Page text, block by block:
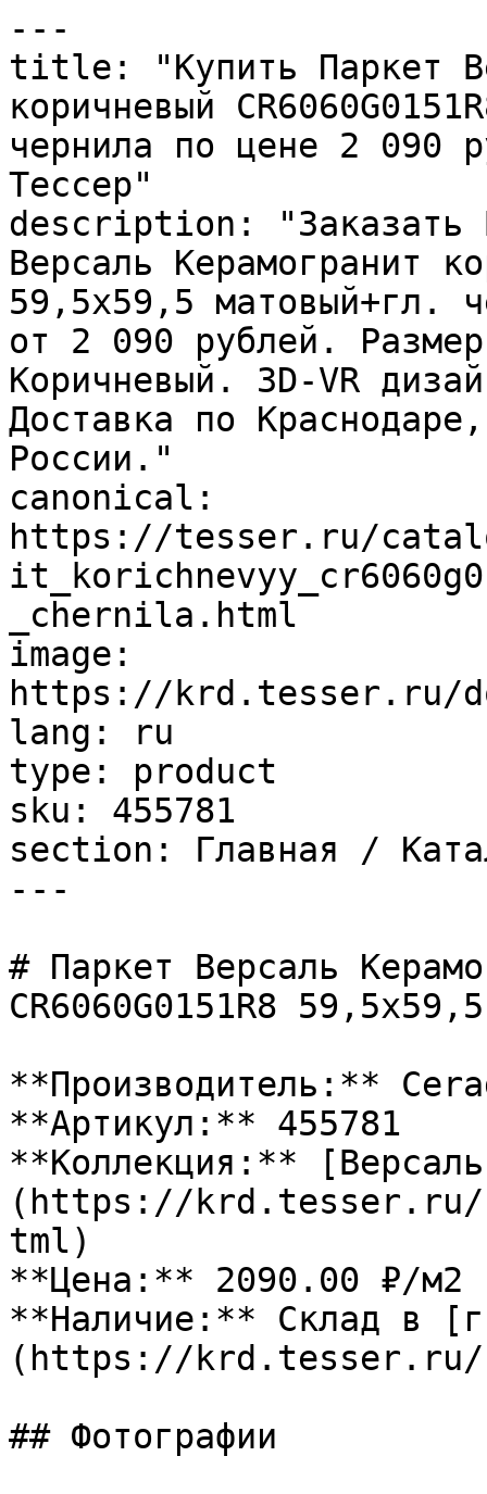
---
title: "Купить Паркет
коричневый
чернила по цене 2 090
Тессер"
description: "Заказать
Версаль Керамогранит
59,5х59,5 матовый+гл.
от 2 090 рублей.
Коричневый. 3D-VR
Доставка по
России."
canonical:
https://tesser.ru/
_chernila.html
image:
https://krd.tesser.ru/
lang: ru
type: product
sku: 455781
section: Главная /
---
# Паркет Версаль
CR6060G0151R8
**Производитель:**
**Артикул:** 455781
**Коллекция:**
(https://krd.tesser.ru/
tml)
**Цена:** 2090.00 ₽/м2
**Наличие:** Склад в
(https://krd.tesser.ru/
## Фотографии